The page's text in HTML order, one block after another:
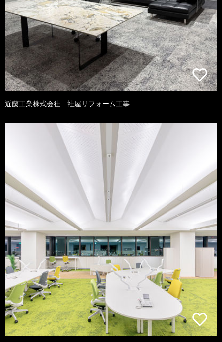
近藤工業株式会社 社屋リフォーム工事